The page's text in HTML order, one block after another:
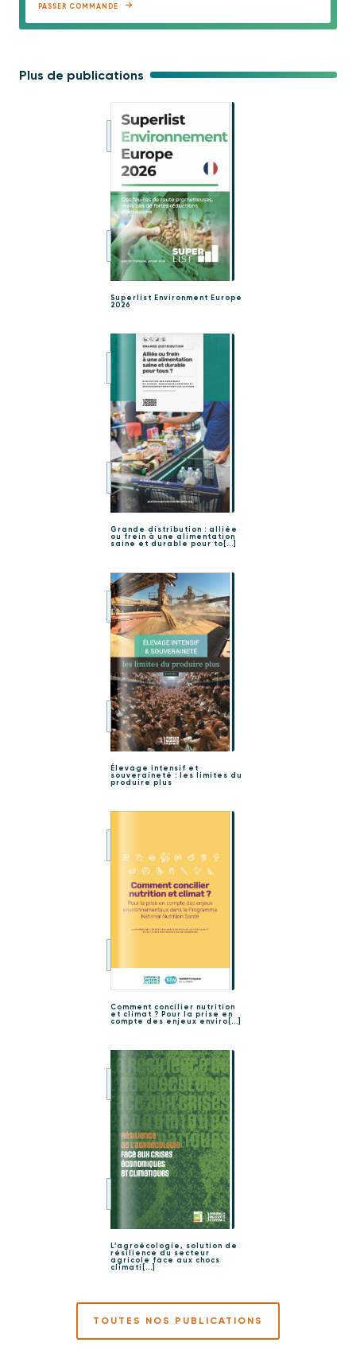
PASSER COMMANDE
Plus de publications
Superlist Environment Europe
2026
Grande distribution : alliée
ou frein à une alimentation
saine et durable pour to[...]
Élevage intensif et
souveraineté : les limites du
produire plus
Comment concilier nutrition
et climat ? Pour la prise en
compte des enjeux enviro[...]
L’agroécologie, solution de
résilience du secteur
agricole face aux chocs
climati[...]
TOUTES NOS PUBLICATIONS